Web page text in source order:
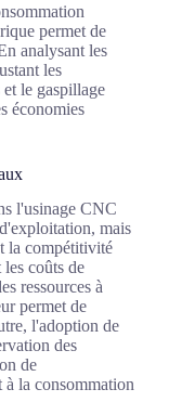
permet de
analysant les
les
le gaspillage
économies
l'usinage CNC
mais
la compétitivité
coûts de
ressources à
permet de
l'adoption de
des
de
la consommation